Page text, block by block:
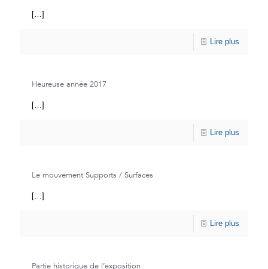
[…]
Lire plus
Heureuse année 2017
[…]
Lire plus
Le mouvement Supports / Surfaces
[…]
Lire plus
Partie historique de l’exposition